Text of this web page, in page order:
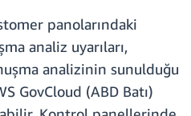
panolarındaki
analiz uyarıları,
analizinin sunulduğu
GovCloud (ABD Batı)